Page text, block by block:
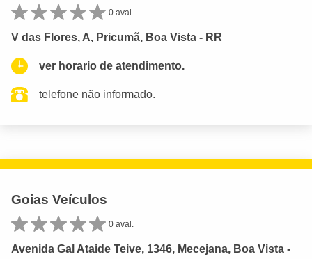
0 aval.
V das Flores, A, Pricumã, Boa Vista - RR
ver horario de atendimento.
telefone não informado.
Goias Veículos
0 aval.
Avenida Gal Ataide Teive, 1346, Mecejana, Boa Vista -